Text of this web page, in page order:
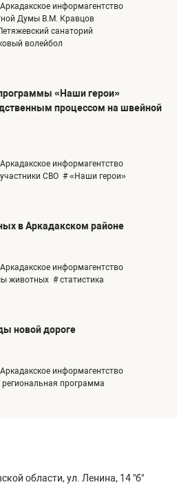
информагентство
Думы В.М. Кравцов
санаторий
волейбол
«Наши герои»
процессом на швейной
информагентство
СВО # «Наши герои»
в Аркадакском районе
информагентство
животных # статистика
новой дороге
информагентство
региональная программа
области, ул. Ленина, 14 "б"